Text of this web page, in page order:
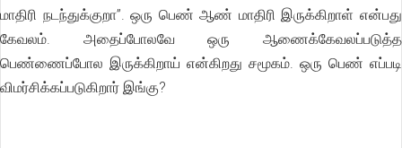
மாதிரி நடந்துக்குறா”. ஒரு பெண் ஆண் மாதிரி இருக்கிறாள் என்பது
கேவலம். அதைப்போலவே ஒரு ஆணைக்கேவலப்படுத்த
பெண்ணைப்போல இருக்கிறாய் என்கிறது சமூகம். ஒரு பெண் எப்படி
விமர்சிக்கப்படுகிறார் இங்கு?